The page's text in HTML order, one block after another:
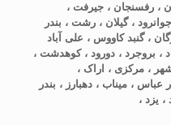
، رفسنجان ، جیرفت ،
، گیلان ، رشت ، بندر
، گنبد کاووس ، علی‌ آباد
، بروجرد ، دورود ، کوهدشت ،
، مرکزی ، اراک ،
، میناب ، دهبارز ، بندر
، یزد ،